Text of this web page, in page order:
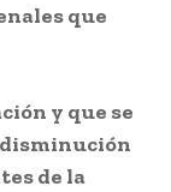
que
y que se
de la